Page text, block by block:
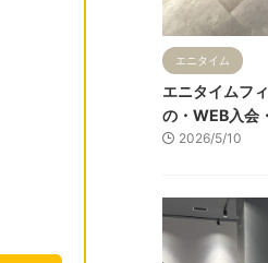
エニタイム
エニタイムフ
の・WEB入会
2026/5/10